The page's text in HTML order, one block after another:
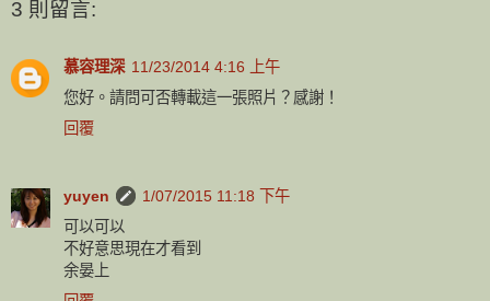
3 則留言:
慕容理深 11/23/2014 4:16 上午
您好。請問可否轉載這一張照片？感謝！
回覆
yuyen
1/07/2015 11:18 下午
可以可以
不好意思現在才看到
余晏上